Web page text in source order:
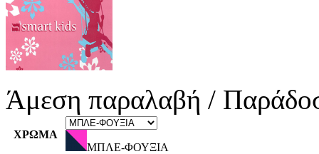
Άμεση παραλαβή /
ΧΡΩΜΑ
ΜΠΛΕ-ΦΟΥΞΙΑ